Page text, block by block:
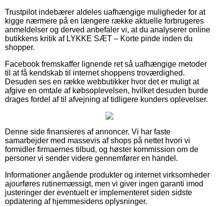
Trustpilot indebærer aldeles uafhængige muligheder for at
kigge nærmere på en længere række aktuelle forbrugeres
anmeldelser og derved anbefaler vi, at du analyserer online
butikkens kritik af LYKKE SÆT – Korte pinde inden du
shopper.
Facebook fremskaffer lignende ret så uafhængige metoder
til at få kendskab til internet shoppens troværdighed.
Desuden ses en række webbutikker hvor det er muligt at
afgive en omtale af købsoplevelsen, hvilket desuden burde
drages fordel af til afvejning af tidligere kunders oplevelser.
Denne side finansieres af annoncer. Vi har faste
samarbejder med massevis af shops på nettet hvori vi
formidler firmaernes tilbud, og høster kommission om de
personer vi sender videre gennemfører en handel.
Informationer angående produkter og internet virksomheder
ajourføres rutinemæssigt, men vi giver ingen garanti imod
justeringer der eventuelt er implementeret siden sidste
opdatering af hjemmesidens oplysninger.